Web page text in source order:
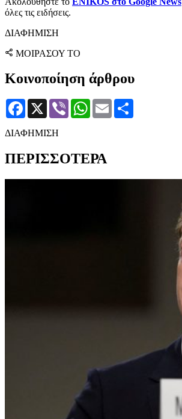
όλες τις ειδήσεις.
ΔΙΑΦΗΜΙΣΗ
ΜΟΙΡΑΣΟΥ ΤΟ
Κοινοποίηση άρθρου
Facebook
X Viber WhatsApp
Email
ΔΙΑΦΗΜΙΣΗ
ΠΕΡΙΣΣΟΤΕΡΑ